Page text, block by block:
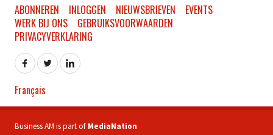
ABONNEREN INLOGGEN NIEUWSBRIEVEN
EVENTS
WERK BIJ ONS
GEBRUIKSVOORWAARDEN
PRIVACYVERKLARING
Français
Business AM is part of MediaNation